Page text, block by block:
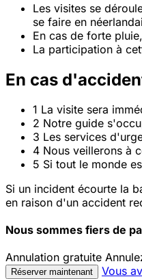
Les visites se
se faire en
En cas de forte
La participation à
En cas
1 La visite sera
2 Notre guide
3 Les services
4 Nous veillerons à
5 Si tout le monde
Si un incident écourte la
en raison d'un accident
Nous sommes fiers de
Annulation gratuite
Réserver maintenant Vous